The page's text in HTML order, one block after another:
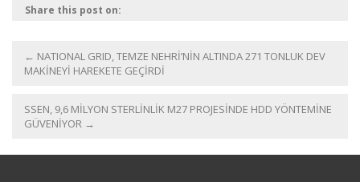
Share this post on:
← NATIONAL GRID, TEMZE NEHRİ’NİN ALTINDA 271 TONLUK DEV
MAKİNEYİ HAREKETE GEÇİRDİ
SSEN, 9,6 MİLYON STERLİNLİK M27 PROJESİNDE HDD YÖNTEMİNE
GÜVENİYOR →